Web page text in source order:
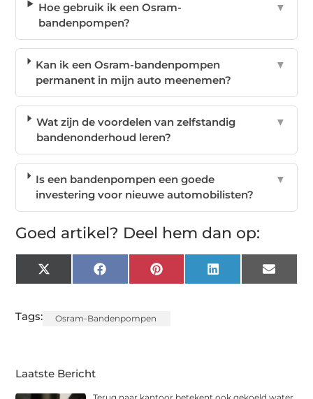
Hoe gebruik ik een Osram-
bandenpompen?
▼
Kan ik een Osram-bandenpompen
permanent in mijn auto meenemen?
▼
Wat zijn de voordelen van zelfstandig
bandenonderhoud leren?
▼
Is een bandenpompen een goede
investering voor nieuwe automobilisten?
▼
Goed artikel? Deel hem dan op:
X
(Twitter)
FacebookPinterest LinkedIn Email
Tags: Osram-Bandenpompen
Laatste Bericht